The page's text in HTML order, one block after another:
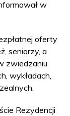
w
oferty
seniorzy, a
zwiedzaniu
wykładach,
Rezydencji